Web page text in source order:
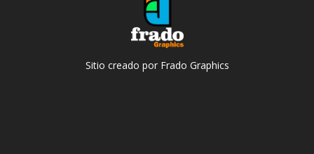
Sitio creado por Frado Graphics